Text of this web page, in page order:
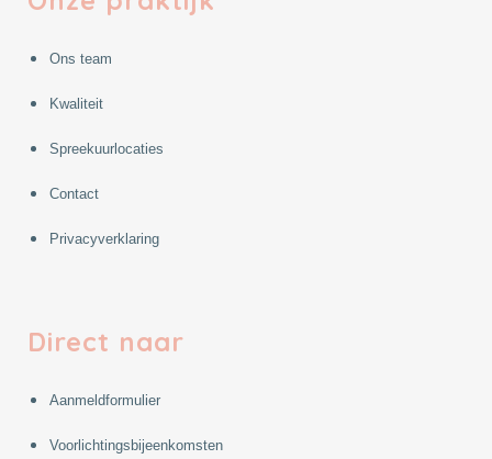
Ons team
Kwaliteit
Spreekuurlocaties
Contact
Privacyverklaring
Direct naar
Aanmeldformulier
Voorlichtingsbijeenkomsten